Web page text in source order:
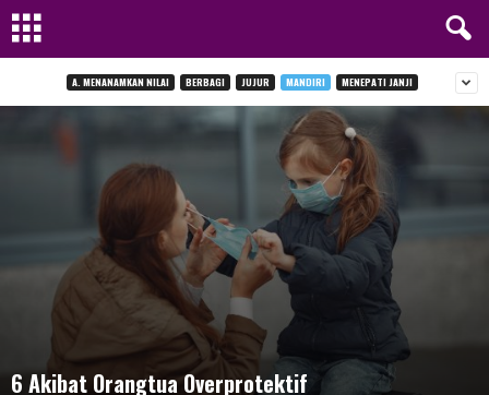
A. MENANAMKAN NILAI BERBAGI JUJUR MANDIRI MENEPATI JANJI
6 Akibat Orangtua Overprotektif